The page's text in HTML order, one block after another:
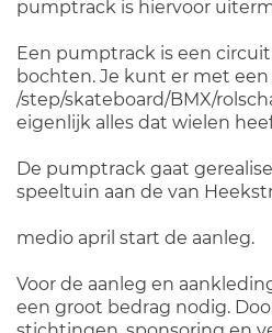
pumptrack is hiervoor
Een pumptrack is een
bochten. Je kunt er met
/step/skateboard/BMX/
eigenlijk alles dat wielen
De pumptrack gaat
speeltuin aan de van
medio april start de aanleg.
Voor de aanleg en
een groot bedrag nodig.